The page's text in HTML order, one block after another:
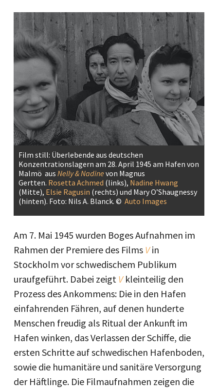
Film still: Überlebende aus deutschen
Konzentrationslagern am 28. April 1945 am Hafen von
Malmö aus Nelly & Nadine von Magnus
Gertten. Rosetta Achmed (links), Nadine Hwang
(Mitte), Elsie Ragusin (rechts) und Mary O’Shaugnessy
(hinten). Foto: Nils A. Blanck. © Auto Images
Am 7. Mai 1945 wurden Boges Aufnahmen im
Rahmen der Premiere des Films Vin
Stockholm vor schwedischem Publikum
uraufgeführt. Dabei zeigt Vkleinteilig den
Prozess des Ankommens: Die in den Hafen
einfahrenden Fähren, auf denen hunderte
Menschen freudig als Ritual der Ankunft im
Hafen winken, das Verlassen der Schiffe, die
ersten Schritte auf schwedischen Hafenboden,
sowie die humanitäre und sanitäre Versorgung
der Häftlinge. Die Filmaufnahmen zeigen die